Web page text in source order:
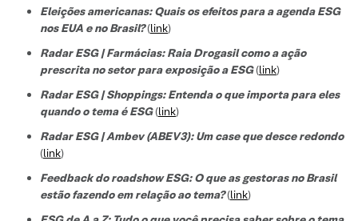
Eleições americanas: Quais os efeitos para a agenda ESG
nos EUA e no Brasil?(link)
Radar ESG | Farmácias: Raia Drogasil como a ação
prescrita no setor para exposição a ESG(link)
Radar ESG | Shoppings: Entenda o que importa para eles
quando o tema é ESG(link)
Radar ESG | Ambev (ABEV3): Um case que desce redondo
(link)
Feedback do roadshow ESG: O que as gestoras no Brasil
estão fazendo em relação ao tema?(link)